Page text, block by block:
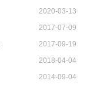
2020-03-13
2017-07-09
2017-09-19
2018-04-04
2014-09-04